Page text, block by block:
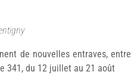
de nouvelles entraves, entre
341, du 12 juillet au 21 août